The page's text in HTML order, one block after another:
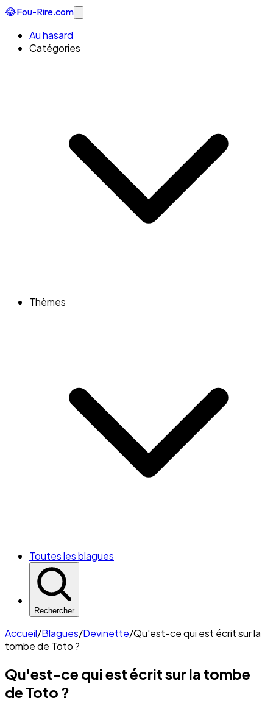
😂Fou-Rire.com
Au hasard
Catégories
Thèmes
Toutes les blagues
Rechercher
Accueil/Blagues/Devinette/Qu'est-ce qui est écrit sur la
tombe de Toto ?
Qu'est-ce qui est écrit sur la tombe
de Toto ?